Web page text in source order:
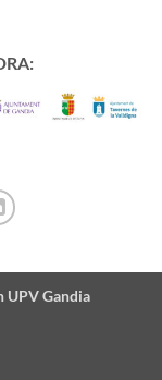
UPV Gandia